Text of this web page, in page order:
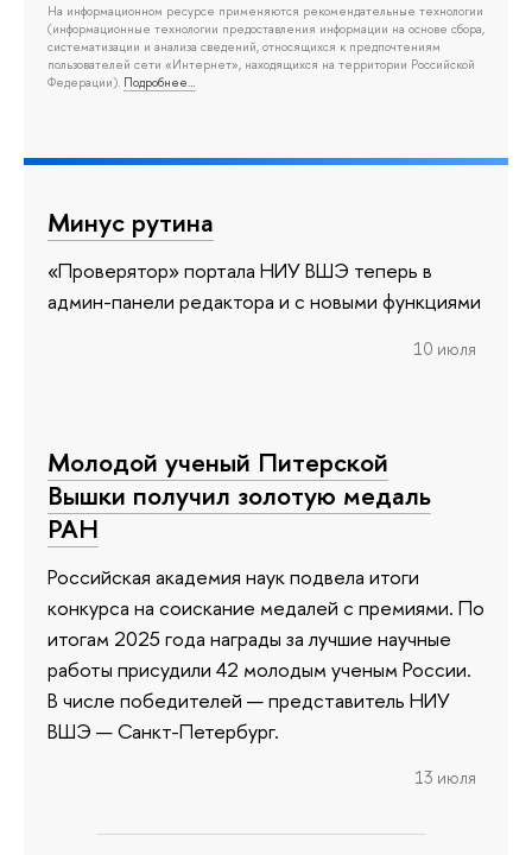
На информационном ресурсе применяются рекомендательные технологии
(информационные технологии предоставления информации на основе сбора,
систематизации и анализа сведений, относящихся к предпочтениям
пользователей сети «Интернет», находящихся на территории Российской
Федерации). Подробнее…
Минус рутина
«Проверятор» портала НИУ ВШЭ теперь в
админ-панели редактора и с новыми функциями
10 июля
Молодой ученый Питерской
Вышки получил золотую медаль
РАН
Российская академия наук подвела итоги
конкурса на соискание медалей с премиями. По
итогам 2025 года награды за лучшие научные
работы присудили 42 молодым ученым России.
В числе победителей — представитель НИУ
ВШЭ — Санкт-Петербург.
13 июля